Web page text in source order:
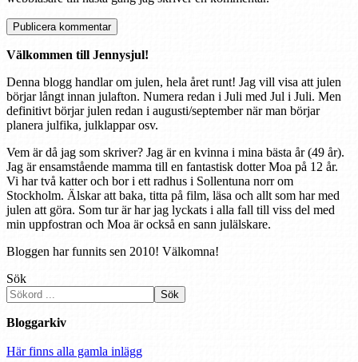
Välkommen till Jennysjul!
Denna blogg handlar om julen, hela året runt! Jag vill visa att julen
börjar långt innan julafton. Numera redan i Juli med Jul i Juli. Men
definitivt börjar julen redan i augusti/september när man börjar
planera julfika, julklappar osv.
Vem är då jag som skriver? Jag är en kvinna i mina bästa år (49 år).
Jag är ensamstående mamma till en fantastisk dotter Moa på 12 år.
Vi har två katter och bor i ett radhus i Sollentuna norr om
Stockholm. Älskar att baka, titta på film, läsa och allt som har med
julen att göra. Som tur är har jag lyckats i alla fall till viss del med
min uppfostran och Moa är också en sann julälskare.
Bloggen har funnits sen 2010! Välkomna!
Sök
Sök
Bloggarkiv
Här finns alla gamla inlägg